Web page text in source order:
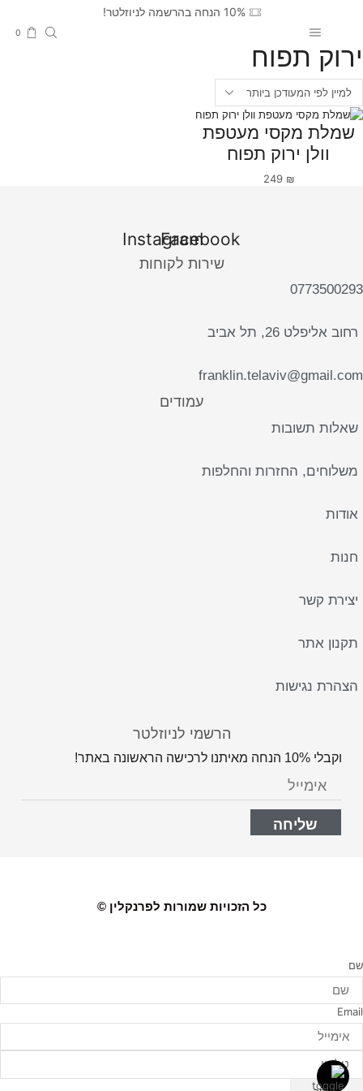
10% הנחה בהרשמה לניוזלטר!
0
ירוק תפוח
שמלת מקסי מעטפת
וולן ירוק תפוח
249 ₪
Facebook
Instagram
שירות לקוחות
0773500293
רחוב אליפלט 26, תל אביב
franklin.telaviv@gmail.com
עמודים
שאלות תשובות
משלוחים, החזרות והחלפות
אודות
חנות
יצירת קשר
תקנון אתר
הצהרת נגישות
הרשמי לניוזלטר
וקבלי 10% הנחה מאיתנו לרכישה הראשונה באתר!
שליחה
כל הזכויות שמורות לפרנקלין ©
שם
Email